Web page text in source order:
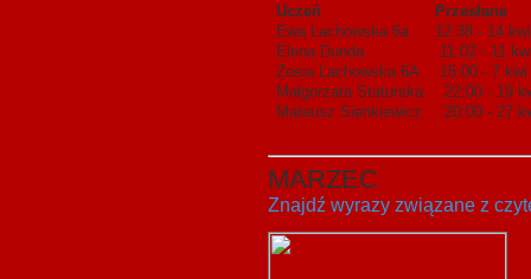
Uczeń
Przesłane
Ewa Lachowska 6a
12:38 - 14
Elena Dunda
11:02 - 11
Zosia Lachowska 6A
15:00 - 7 kwi
Małgorzata Staturska
22:00 - 19
Mateusz Sienkiewicz
20:00 - 27
MARZEC
Znajdź wyrazy związane z